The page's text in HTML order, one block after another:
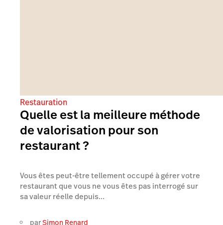
Restauration
Quelle est la meilleure méthode
de valorisation pour son
restaurant ?
Vous êtes peut-être tellement occupé à gérer votre
restaurant que vous ne vous êtes pas interrogé sur
sa valeur réelle depuis...
parSimon Renard